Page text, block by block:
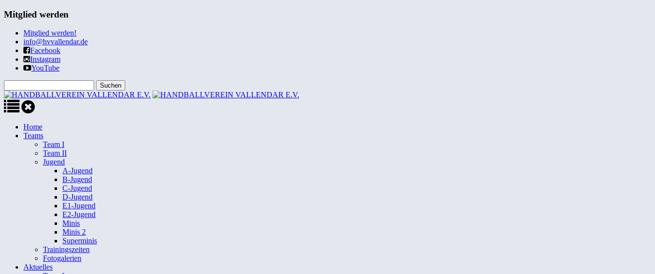
Mitglied werden
Mitglied werden!
info@hvvallendar.de
Facebook
Instagram
YouTube
Home
Teams
Team I
Team II
Jugend
A-Jugend
B-Jugend
C-Jugend
D-Jugend
E1-Jugend
E2-Jugend
Minis
Minis 2
Superminis
Trainingszeiten
Fotogalerien
Aktuelles